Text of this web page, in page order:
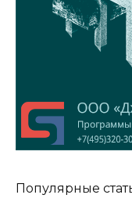
Популярные